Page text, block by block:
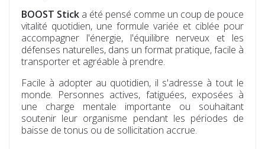
BOOST Stick a été pensé comme un coup de pouce
vitalité quotidien, une formule variée et ciblée pour
accompagner l'énergie, l'équilibre nerveux et les
défenses naturelles, dans un format pratique, facile à
transporter et agréable à prendre.
Facile à adopter au quotidien, il s'adresse à tout le
monde. Personnes actives, fatiguées, exposées à
une charge mentale importante ou souhaitant
soutenir leur organisme pendant les périodes de
baisse de tonus ou de sollicitation accrue.